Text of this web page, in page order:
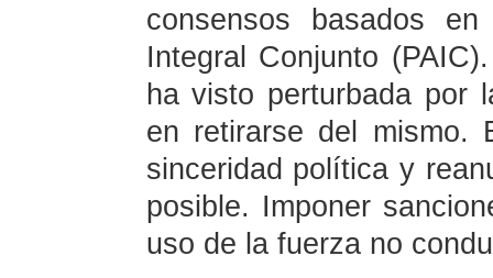
consensos basados
Integral Conjunto
ha visto perturbada por
en retirarse del mismo.
sinceridad política y
posible. Imponer
uso de la fuerza no